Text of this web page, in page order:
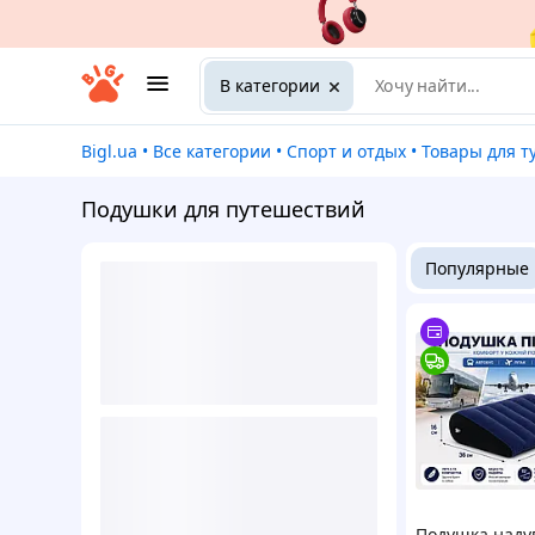
В категории
Bigl.ua • Все категории • Спорт и отдых • Товары для
Подушки для путешествий
Популярные